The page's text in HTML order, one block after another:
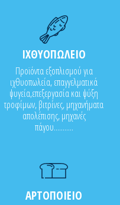
ΙΧΘΥΟΠΩΛΕΙΟ
Προϊόντα εξοπλισμού για
ιχθυοπωλεία, επαγγελματικά
ψυγεία,επεξεργασία και ψύξη
τροφίμων, βιτρίνες, μηχανήματα
απολέπισης, μηχανές
πάγου...........
ΑΡΤΟΠΟΙΕΙΟ